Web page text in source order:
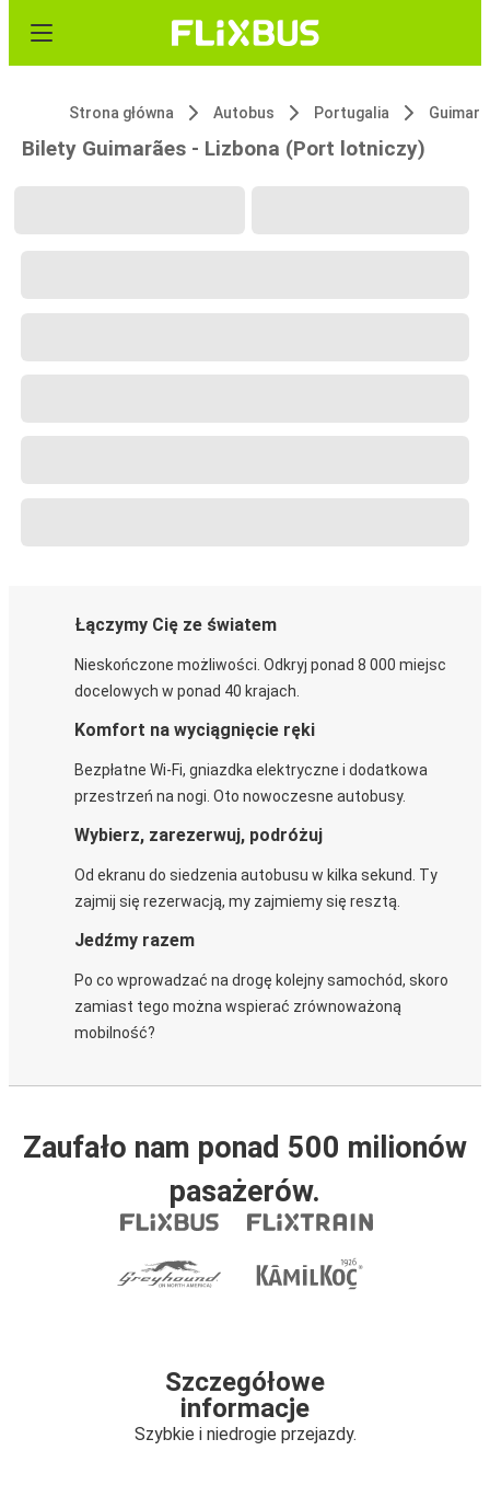
Strona główna Autobus Portugalia
Bilety Guimarães - Lizbona (Port lotniczy)
Łączymy Cię ze światem
Nieskończone możliwości. Odkryj ponad 8 000 miejsc
docelowych w ponad 40 krajach.
Komfort na wyciągnięcie ręki
Bezpłatne Wi-Fi, gniazdka elektryczne i dodatkowa
przestrzeń na nogi. Oto nowoczesne autobusy.
Wybierz, zarezerwuj, podróżuj
Od ekranu do siedzenia autobusu w kilka sekund. Ty
zajmij się rezerwacją, my zajmiemy się resztą.
Jedźmy razem
Po co wprowadzać na drogę kolejny samochód, skoro
zamiast tego można wspierać zrównoważoną
mobilność?
Zaufało nam ponad 500 milionów
pasażerów.
Szczegółowe
informacje
Szybkie i niedrogie przejazdy.